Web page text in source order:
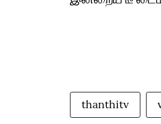
thanthitv